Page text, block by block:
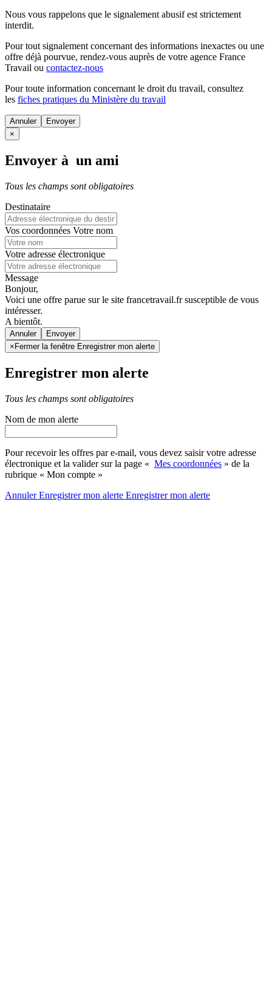
Nous vous rappelons que le signalement abusif est strictement
interdit.
Pour tout signalement concernant des informations inexactes ou une
offre déjà pourvue, rendez-vous auprès de votre agence France
Travail ou contactez-nous
Pour toute information concernant le droit du travail, consultez
les fiches pratiques du Ministère du travail
Annuler
×
Envoyer à un ami
Tous les champs sont obligatoires
Destinataire
Vos coordonnées Votre nom
Votre adresse électronique
Message
Bonjour,
Voici une offre parue sur le site francetravail.fr susceptible de vous
intéresser.
A bientôt.
Annuler
× Fermer la fenêtre Enregistrer mon alerte
Enregistrer mon alerte
Tous les champs sont obligatoires
Nom de mon alerte
Pour recevoir les offres par e-mail, vous devez saisir votre adresse
électronique et la valider sur la page « Mes coordonnées » de la
rubrique « Mon compte »
AnnulerEnregistrer mon alerte Enregistrermon alerte